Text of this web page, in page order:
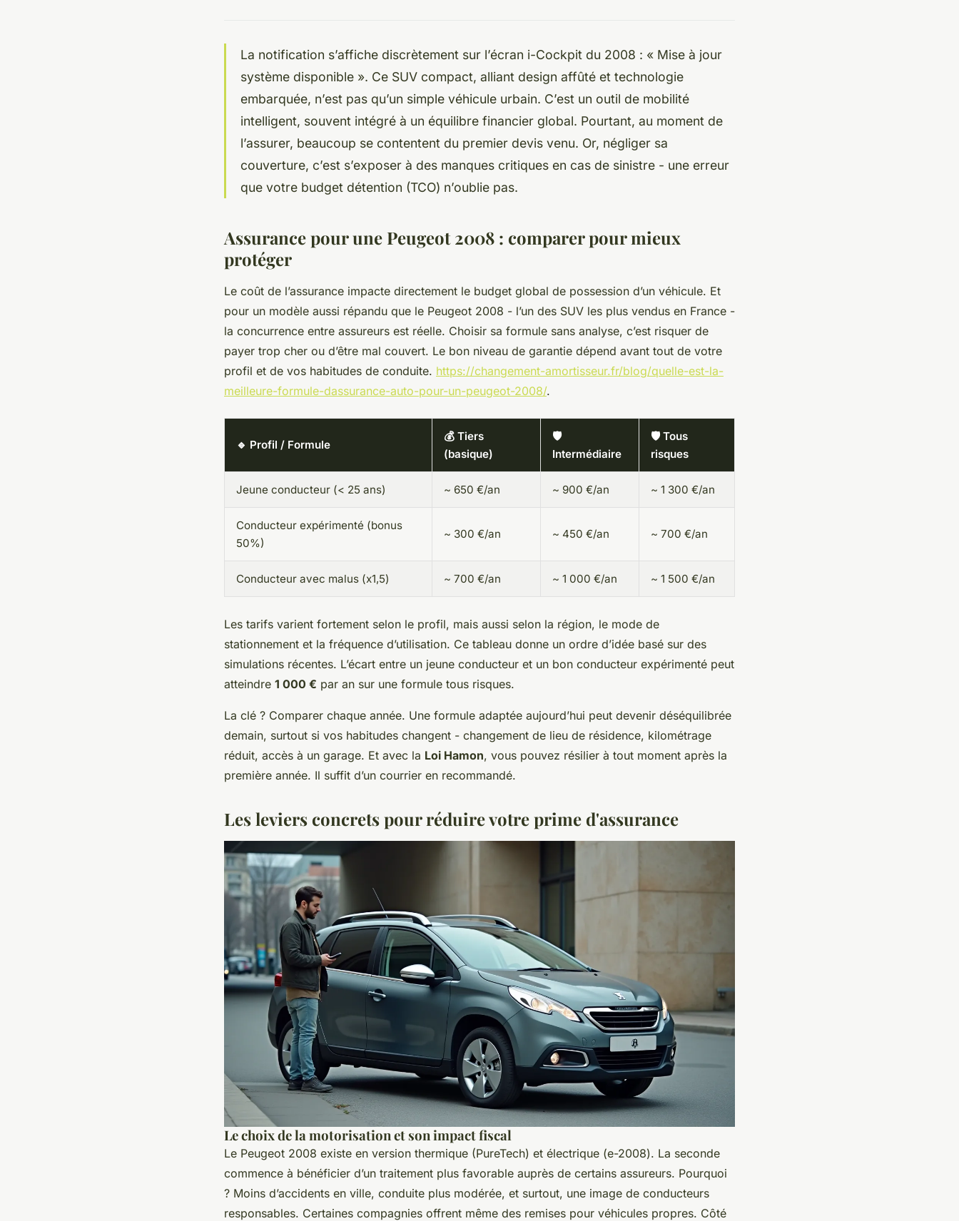
La notification s’affiche discrètement sur l’écran i-Cockpit du 2008 : « Mise à jour
système disponible ». Ce SUV compact, alliant design affûté et technologie
embarquée, n’est pas qu’un simple véhicule urbain. C’est un outil de mobilité
intelligent, souvent intégré à un équilibre financier global. Pourtant, au moment de
l’assurer, beaucoup se contentent du premier devis venu. Or, négliger sa
couverture, c’est s’exposer à des manques critiques en cas de sinistre - une erreur
que votre budget détention (TCO) n’oublie pas.
Assurance pour une Peugeot 2008 : comparer pour mieux
protéger
Le coût de l’assurance impacte directement le budget global de possession d’un véhicule. Et
pour un modèle aussi répandu que le Peugeot 2008 - l’un des SUV les plus vendus en France -
la concurrence entre assureurs est réelle. Choisir sa formule sans analyse, c’est risquer de
payer trop cher ou d’être mal couvert. Le bon niveau de garantie dépend avant tout de votre
profil et de vos habitudes de conduite. https://changement-amortisseur.fr/blog/quelle-est-la-
meilleure-formule-dassurance-auto-pour-un-peugeot-2008/.
🔹 Profil / Formule
💰 Tiers
(basique)
🛡️
Intermédiaire
🛡️ Tous
risques
Jeune conducteur (< 25 ans) ~ 650 €/an ~ 900 €/an ~ 1 300 €/an
Conducteur expérimenté (bonus
50%)
~ 300 €/an ~ 450 €/an ~ 700 €/an
Conducteur avec malus (x1,5) ~ 700 €/an ~ 1 000 €/an ~ 1 500 €/an
Les tarifs varient fortement selon le profil, mais aussi selon la région, le mode de
stationnement et la fréquence d’utilisation. Ce tableau donne un ordre d’idée basé sur des
simulations récentes. L’écart entre un jeune conducteur et un bon conducteur expérimenté peut
atteindre 1 000 € par an sur une formule tous risques.
La clé ? Comparer chaque année. Une formule adaptée aujourd’hui peut devenir déséquilibrée
demain, surtout si vos habitudes changent - changement de lieu de résidence, kilométrage
réduit, accès à un garage. Et avec la Loi Hamon, vous pouvez résilier à tout moment après la
première année. Il suffit d’un courrier en recommandé.
Les leviers concrets pour réduire votre prime d'assurance
Le choix de la motorisation et son impact fiscal
Le Peugeot 2008 existe en version thermique (PureTech) et électrique (e-2008). La seconde
commence à bénéficier d’un traitement plus favorable auprès de certains assureurs. Pourquoi
? Moins d’accidents en ville, conduite plus modérée, et surtout, une image de conducteurs
responsables. Certaines compagnies offrent même des remises pour véhicules propres. Côté